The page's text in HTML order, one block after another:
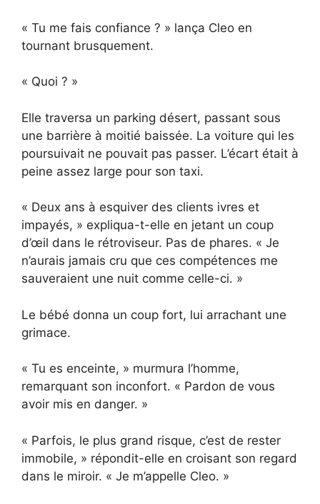
« Tu me fais confiance ? » lança Cleo en
tournant brusquement.
« Quoi ? »
Elle traversa un parking désert, passant sous
une barrière à moitié baissée. La voiture qui les
poursuivait ne pouvait pas passer. L’écart était à
peine assez large pour son taxi.
« Deux ans à esquiver des clients ivres et
impayés, » expliqua-t-elle en jetant un coup
d’œil dans le rétroviseur. Pas de phares. « Je
n’aurais jamais cru que ces compétences me
sauveraient une nuit comme celle-ci. »
Le bébé donna un coup fort, lui arrachant une
grimace.
« Tu es enceinte, » murmura l’homme,
remarquant son inconfort. « Pardon de vous
avoir mis en danger. »
« Parfois, le plus grand risque, c’est de rester
immobile, » répondit-elle en croisant son regard
dans le miroir. « Je m’appelle Cleo. »